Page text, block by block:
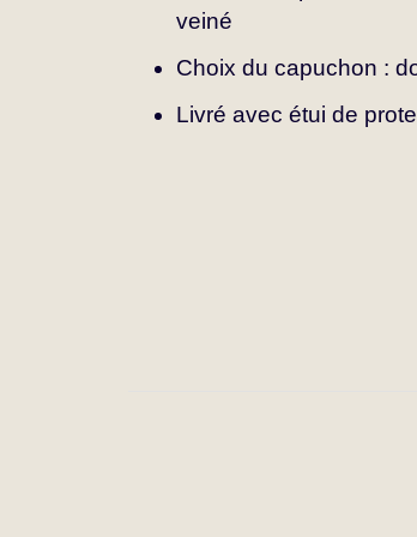
veiné
Choix du capuchon :
Livré avec étui de